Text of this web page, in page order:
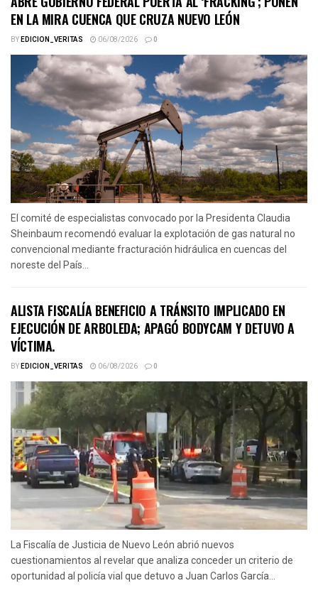
EN LA MIRA CUENCA QUE CRUZA NUEVO LEÓN
BYEDICION_VERITAS 06/08/2026 0
El comité de especialistas convocado por la Presidenta Claudia
Sheinbaum recomendó evaluar la explotación de gas natural no
convencional mediante fracturación hidráulica en cuencas del
noreste del País...
ALISTA FISCALÍA BENEFICIO A TRÁNSITO IMPLICADO EN
EJECUCIÓN DE ARBOLEDA; APAGÓ BODYCAM Y DETUVO A
VÍCTIMA.
BYEDICION_VERITAS 06/08/2026 0
La Fiscalía de Justicia de Nuevo León abrió nuevos
cuestionamientos al revelar que analiza conceder un criterio de
oportunidad al policía vial que detuvo a Juan Carlos García...